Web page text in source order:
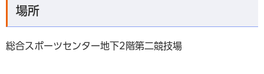
場所
総合スポーツセンター地下2階第二競技場